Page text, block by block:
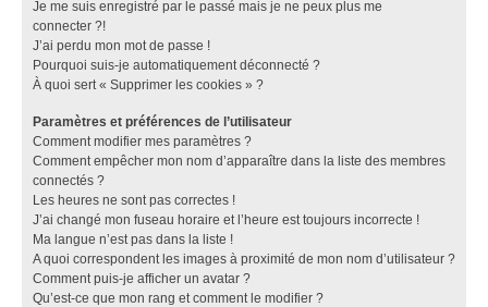
Je me suis enregistré par le passé mais je ne peux plus me
connecter ?!
J’ai perdu mon mot de passe !
Pourquoi suis-je automatiquement déconnecté ?
À quoi sert « Supprimer les cookies » ?
Paramètres et préférences de l’utilisateur
Comment modifier mes paramètres ?
Comment empêcher mon nom d’apparaître dans la liste des membres
connectés ?
Les heures ne sont pas correctes !
J’ai changé mon fuseau horaire et l’heure est toujours incorrecte !
Ma langue n’est pas dans la liste !
A quoi correspondent les images à proximité de mon nom d’utilisateur ?
Comment puis-je afficher un avatar ?
Qu’est-ce que mon rang et comment le modifier ?